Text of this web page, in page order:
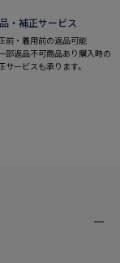
・補正サービス
前・着用前の返品可能
部返品不可商品あり購入時の
サービスも承ります。